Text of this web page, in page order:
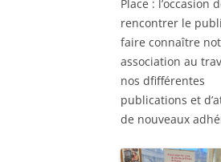
Place : l’occasion
rencontrer le
faire connaître
association au
nos dfifférentes
publications et
de nouveaux